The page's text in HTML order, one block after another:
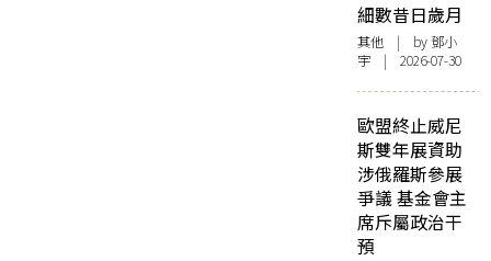
細數昔日歲月
其他 | by 鄧小
宇 | 2026-07-30
歐盟終止威尼
斯雙年展資助
涉俄羅斯參展
爭議 基金會主
席斥屬政治干
預